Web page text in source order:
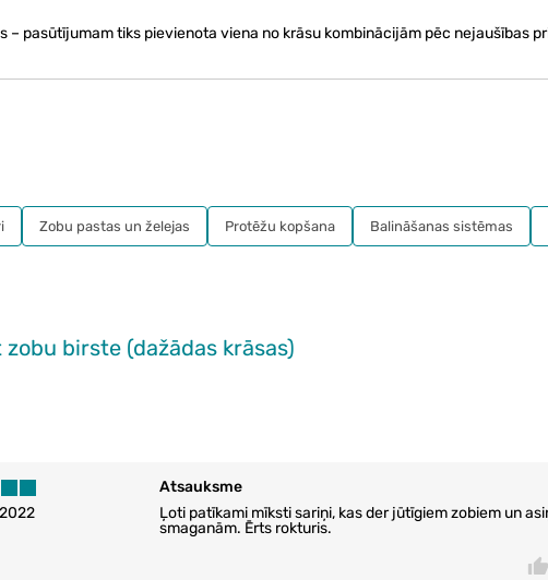
– pasūtījumam tiks pievienota viena no krāsu kombinācijām pēc nejaušības
birste (dažādas krāsas)
Atsauksme
Ļoti patīkami mīksti sariņi, kas der jūtīgiem zobiem un
smaganām. Ērts rokturis.
Zobu pastas un želejas Protēžu kopšana Balināšanas sistēmas